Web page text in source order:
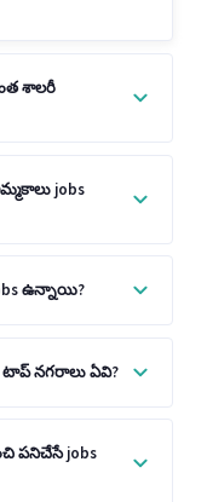
శాలరీ
jobs
ఉన్నాయి?
టాప్ నగరాలు ఏవి?
పనిచేసే jobs